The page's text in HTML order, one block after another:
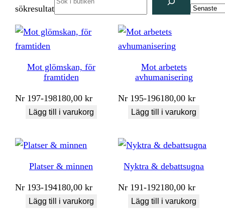
sökresultat
Mot glömskan, för
framtiden
Nr 197-198180,00kr
Lägg till i varukorg
Mot arbetets
avhumanisering
Nr 195-196180,00kr
Lägg till i varukorg
Platser & minnen
Nr 193-194180,00kr
Lägg till i varukorg
Nyktra & debattsugna
Nr 191-192180,00kr
Lägg till i varukorg